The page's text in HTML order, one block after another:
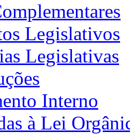
Legislativos
Legislativas
Interno
à Lei